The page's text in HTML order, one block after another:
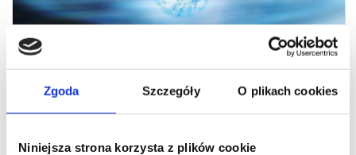
Zgoda Szczegóły O plikach cookies
Niniejsza strona korzysta z plików cookie